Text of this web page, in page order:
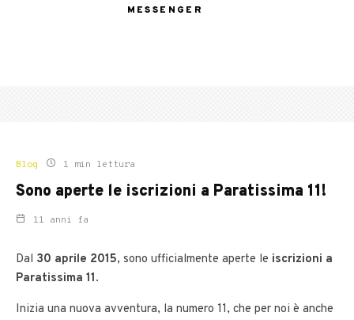
MESSENGER
Blog 1 min lettura
Sono aperte le iscrizioni a Paratissima 11!
11 anni fa
Dal 30 aprile 2015, sono ufficialmente aperte le iscrizioni a
Paratissima 11.
Inizia una nuova avventura, la numero 11, che per noi è anche